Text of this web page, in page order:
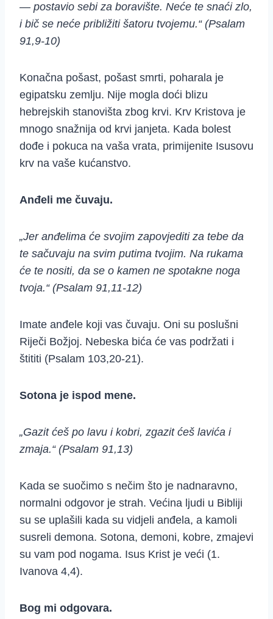
— postavio sebi za boravište. Neće te snaći zlo,
i bič se neće približiti šatoru tvojemu.“ (Psalam
91,9-10)
Konačna pošast, pošast smrti, poharala je
egipatsku zemlju. Nije mogla doći blizu
hebrejskih stanovišta zbog krvi. Krv Kristova je
mnogo snažnija od krvi janjeta. Kada bolest
dođe i pokuca na vaša vrata, primijenite Isusovu
krv na vaše kućanstvo.
Anđeli me čuvaju.
„Jer anđelima će svojim zapovjediti za tebe da
te sačuvaju na svim putima tvojim. Na rukama
će te nositi, da se o kamen ne spotakne noga
tvoja.“ (Psalam 91,11-12)
Imate anđele koji vas čuvaju. Oni su poslušni
Riječi Božjoj. Nebeska bića će vas podržati i
štititi (Psalam 103,20-21).
Sotona je ispod mene.
„Gazit ćeš po lavu i kobri, zgazit ćeš lavića i
zmaja.“ (Psalam 91,13)
Kada se suočimo s nečim što je nadnaravno,
normalni odgovor je strah. Većina ljudi u Bibliji
su se uplašili kada su vidjeli anđela, a kamoli
susreli demona. Sotona, demoni, kobre, zmajevi
su vam pod nogama. Isus Krist je veći (1.
Ivanova 4,4).
Bog mi odgovara.